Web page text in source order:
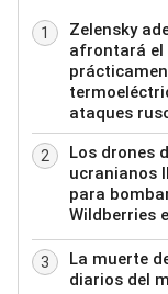
1
Zelensky
afrontará el
ataques
2
Los drones
ucranianos
para
Wildberries
3
La muerte
diarios del